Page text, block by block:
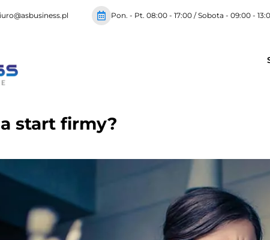
Pon. - Pt. 08:00 - 17:00 / Sobota - 09:00 -
start firmy?